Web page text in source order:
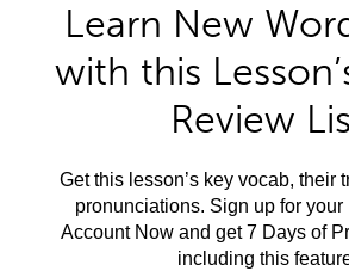
Learn New
with this
Review
Get this lesson’s key vocab, their
pronunciations. Sign up for your
Account Now and get 7 Days of
including this